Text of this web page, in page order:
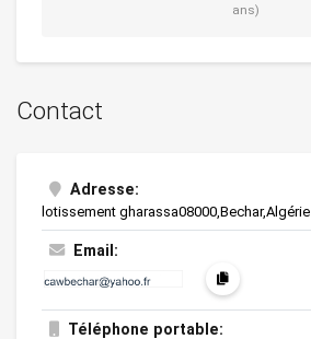
ans)
Contact
Adresse:
lotissement gharassa08000,Bechar,Algérie
Email:
Téléphone portable: